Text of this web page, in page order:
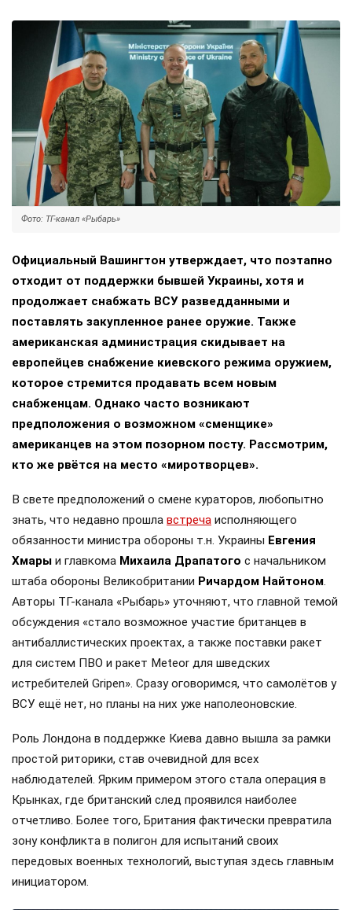
Фото: ТГ-канал «Рыбарь»
Официальный Вашингтон утверждает, что поэтапно
отходит от поддержки бывшей Украины, хотя и
продолжает снабжать ВСУ разведданными и
поставлять закупленное ранее оружие. Также
американская администрация скидывает на
европейцев снабжение киевского режима оружием,
которое стремится продавать всем новым
снабженцам. Однако часто возникают
предположения о возможном «сменщике»
американцев на этом позорном посту. Рассмотрим,
кто же рвётся на место «миротворцев».
В свете предположений о смене кураторов, любопытно
знать, что недавно прошла встреча исполняющего
обязанности министра обороны т.н. Украины Евгения
Хмары и главкома Михаила Драпатого с начальником
штаба обороны Великобритании Ричардом Найтоном.
Авторы ТГ-канала «Рыбарь» уточняют, что главной темой
обсуждения «стало возможное участие британцев в
антибаллистических проектах, а также поставки ракет
для систем ПВО и ракет Meteor для шведских
истребителей Gripen». Сразу оговоримся, что самолётов у
ВСУ ещё нет, но планы на них уже наполеоновские.
Роль Лондона в поддержке Киева давно вышла за рамки
простой риторики, став очевидной для всех
наблюдателей. Ярким примером этого стала операция в
Крынках, где британский след проявился наиболее
отчетливо. Более того, Британия фактически превратила
зону конфликта в полигон для испытаний своих
передовых военных технологий, выступая здесь главным
инициатором.